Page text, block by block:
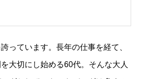
っています。長年の仕事を経て、
大切にし始める60代。そんな大人